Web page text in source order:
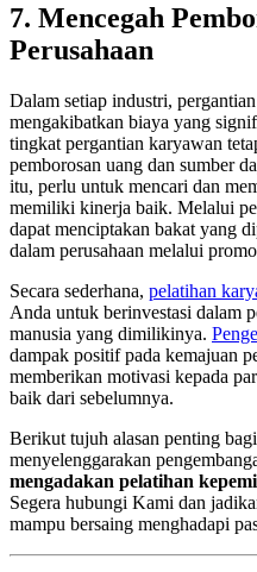
7. Mencegah
Perusahaan
Dalam setiap industri,
mengakibatkan biaya yang
tingkat pergantian karyawan
pemborosan uang dan sumber
itu, perlu untuk mencari dan
memiliki kinerja baik. Melalui
dapat menciptakan bakat yang
dalam perusahaan melalui
Secara sederhana, pelatihan
Anda untuk berinvestasi dalam
manusia yang dimilikinya.
dampak positif pada kemajuan
memberikan motivasi kepada
baik dari sebelumnya.
Berikut tujuh alasan penting
menyelenggarakan
mengadakan pelatihan
Segera hubungi Kami dan
mampu bersaing menghadapi